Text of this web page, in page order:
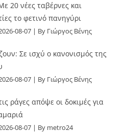
20 νέες ταβέρνες και
το φετινό πανηγύρι
08-07 By Γιώργος Βένης
Σε ισχύ ο κανονισμός της
08-07 By Γιώργος Βένης
ράγες απόψε οι δοκιμές για
08-07 By metro24